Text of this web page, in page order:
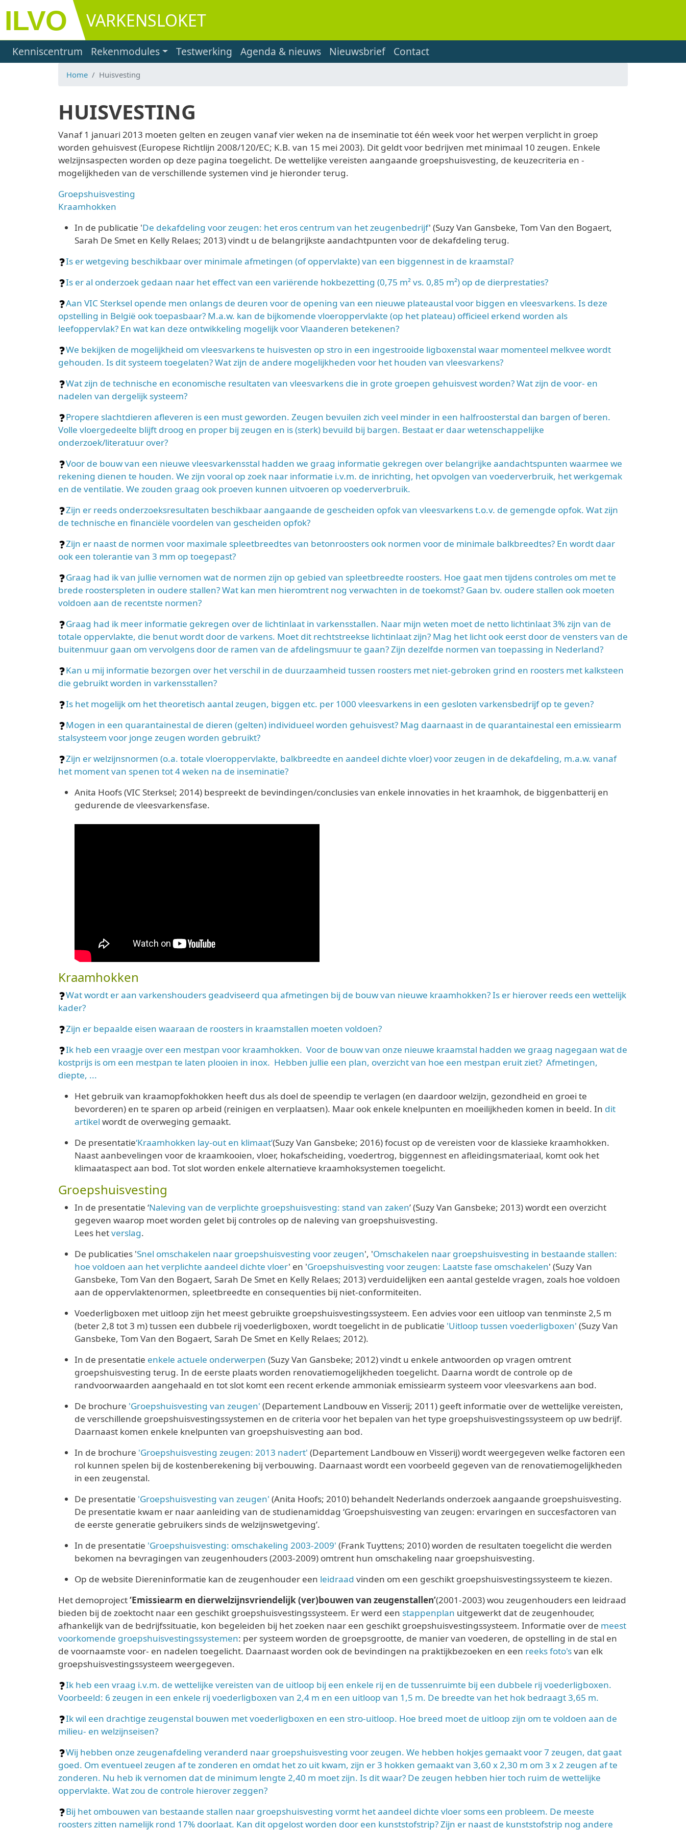
Overslaan en naar de inhoud gaan
VARKENSLOKET
Main navigation
Kenniscentrum Rekenmodules Testwerking Agenda & nieuws Nieuwsbrief Contact
Home Huisvesting
HUISVESTING
Vanaf 1 januari 2013 moeten gelten en zeugen vanaf vier weken na de inseminatie tot één week voor het werpen verplicht in groep
worden gehuisvest (Europese Richtlijn 2008/120/EC; K.B. van 15 mei 2003). Dit geldt voor bedrijven met minimaal 10 zeugen. Enkele
welzijnsaspecten worden op deze pagina toegelicht. De wettelijke vereisten aangaande groepshuisvesting, de keuzecriteria en -
mogelijkheden van de verschillende systemen vind je hieronder terug.
Groepshuisvesting
Kraamhokken
In de publicatie 'De dekafdeling voor zeugen: het eros centrum van het zeugenbedrijf' (Suzy Van Gansbeke, Tom Van den Bogaert,
Sarah De Smet en Kelly Relaes; 2013) vindt u de belangrijkste aandachtpunten voor de dekafdeling terug.
Is er wetgeving beschikbaar over minimale afmetingen (of oppervlakte) van een biggennest in de kraamstal?
Is er al onderzoek gedaan naar het effect van een variërende hokbezetting (0,75 m² vs. 0,85 m²) op de dierprestaties?
Aan VIC Sterksel opende men onlangs de deuren voor de opening van een nieuwe plateaustal voor biggen en vleesvarkens. Is deze
opstelling in België ook toepasbaar? M.a.w. kan de bijkomende vloeroppervlakte (op het plateau) officieel erkend worden als
leefoppervlak? En wat kan deze ontwikkeling mogelijk voor Vlaanderen betekenen?
We bekijken de mogelijkheid om vleesvarkens te huisvesten op stro in een ingestrooide ligboxenstal waar momenteel melkvee wordt
gehouden. Is dit systeem toegelaten? Wat zijn de andere mogelijkheden voor het houden van vleesvarkens?
Wat zijn de technische en economische resultaten van vleesvarkens die in grote groepen gehuisvest worden? Wat zijn de voor- en
nadelen van dergelijk systeem?
Propere slachtdieren afleveren is een must geworden. Zeugen bevuilen zich veel minder in een halfroosterstal dan bargen of beren.
Volle vloergedeelte blijft droog en proper bij zeugen en is (sterk) bevuild bij bargen. Bestaat er daar wetenschappelijke
onderzoek/literatuur over?
Voor de bouw van een nieuwe vleesvarkensstal hadden we graag informatie gekregen over belangrijke aandachtspunten waarmee we
rekening dienen te houden. We zijn vooral op zoek naar informatie i.v.m. de inrichting, het opvolgen van voederverbruik, het werkgemak
en de ventilatie. We zouden graag ook proeven kunnen uitvoeren op voederverbruik.
Zijn er reeds onderzoeksresultaten beschikbaar aangaande de gescheiden opfok van vleesvarkens t.o.v. de gemengde opfok. Wat zijn
de technische en financiële voordelen van gescheiden opfok?
Zijn er naast de normen voor maximale spleetbreedtes van betonroosters ook normen voor de minimale balkbreedtes? En wordt daar
ook een tolerantie van 3 mm op toegepast?
Graag had ik van jullie vernomen wat de normen zijn op gebied van spleetbreedte roosters. Hoe gaat men tijdens controles om met te
brede roosterspleten in oudere stallen? Wat kan men hieromtrent nog verwachten in de toekomst? Gaan bv. oudere stallen ook moeten
voldoen aan de recentste normen?
Graag had ik meer informatie gekregen over de lichtinlaat in varkensstallen. Naar mijn weten moet de netto lichtinlaat 3% zijn van de
totale oppervlakte, die benut wordt door de varkens. Moet dit rechtstreekse lichtinlaat zijn? Mag het licht ook eerst door de vensters van de
buitenmuur gaan om vervolgens door de ramen van de afdelingsmuur te gaan? Zijn dezelfde normen van toepassing in Nederland?
Kan u mij informatie bezorgen over het verschil in de duurzaamheid tussen roosters met niet-gebroken grind en roosters met kalksteen
die gebruikt worden in varkensstallen?
Is het mogelijk om het theoretisch aantal zeugen, biggen etc. per 1000 vleesvarkens in een gesloten varkensbedrijf op te geven?
Mogen in een quarantainestal de dieren (gelten) individueel worden gehuisvest? Mag daarnaast in de quarantainestal een emissiearm
stalsysteem voor jonge zeugen worden gebruikt?
Zijn er welzijnsnormen (o.a. totale vloeroppervlakte, balkbreedte en aandeel dichte vloer) voor zeugen in de dekafdeling, m.a.w. vanaf
het moment van spenen tot 4 weken na de inseminatie?
Anita Hoofs (VIC Sterksel; 2014) bespreekt de bevindingen/conclusies van enkele innovaties in het kraamhok, de biggenbatterij en
gedurende de vleesvarkensfase.
Kraamhokken
Wat wordt er aan varkenshouders geadviseerd qua afmetingen bij de bouw van nieuwe kraamhokken? Is er hierover reeds een wettelijk
kader?
Zijn er bepaalde eisen waaraan de roosters in kraamstallen moeten voldoen?
Ik heb een vraagje over een mestpan voor kraamhokken. Voor de bouw van onze nieuwe kraamstal hadden we graag nagegaan wat de
kostprijs is om een mestpan te laten plooien in inox. Hebben jullie een plan, overzicht van hoe een mestpan eruit ziet? Afmetingen,
diepte, ...
Het gebruik van kraamopfokhokken heeft dus als doel de speendip te verlagen (en daardoor welzijn, gezondheid en groei te
bevorderen) en te sparen op arbeid (reinigen en verplaatsen). Maar ook enkele knelpunten en moeilijkheden komen in beeld. In dit
artikel wordt de overweging gemaakt.
De presentatie‘Kraamhokken lay-out en klimaat’(Suzy Van Gansbeke; 2016) focust op de vereisten voor de klassieke kraamhokken.
Naast aanbevelingen voor de kraamkooien, vloer, hokafscheiding, voedertrog, biggennest en afleidingsmateriaal, komt ook het
klimaataspect aan bod. Tot slot worden enkele alternatieve kraamhoksystemen toegelicht.
Groepshuisvesting
In de presentatie ‘Naleving van de verplichte groepshuisvesting: stand van zaken’ (Suzy Van Gansbeke; 2013) wordt een overzicht
gegeven waarop moet worden gelet bij controles op de naleving van groepshuisvesting.
Lees hetverslag.
De publicaties 'Snel omschakelen naar groepshuisvesting voor zeugen', 'Omschakelen naar groepshuisvesting in bestaande stallen:
hoe voldoen aan het verplichte aandeel dichte vloer' en 'Groepshuisvesting voor zeugen: Laatste fase omschakelen' (Suzy Van
Gansbeke, Tom Van den Bogaert, Sarah De Smet en Kelly Relaes; 2013) verduidelijken een aantal gestelde vragen, zoals hoe voldoen
aan de oppervlaktenormen, spleetbreedte en consequenties bij niet-conformiteiten.
Voederligboxen met uitloop zijn het meest gebruikte groepshuisvestingssysteem. Een advies voor een uitloop van tenminste 2,5 m
(beter 2,8 tot 3 m) tussen een dubbele rij voederligboxen, wordt toegelicht in de publicatie 'Uitloop tussen voederligboxen' (Suzy Van
Gansbeke, Tom Van den Bogaert, Sarah De Smet en Kelly Relaes; 2012).
In de presentatie enkele actuele onderwerpen (Suzy Van Gansbeke; 2012) vindt u enkele antwoorden op vragen omtrent
groepshuisvesting terug. In de eerste plaats worden renovatiemogelijkheden toegelicht. Daarna wordt de controle op de
randvoorwaarden aangehaald en tot slot komt een recent erkende ammoniak emissiearm systeem voor vleesvarkens aan bod.
De brochure 'Groepshuisvesting van zeugen' (Departement Landbouw en Visserij; 2011) geeft informatie over de wettelijke vereisten,
de verschillende groepshuisvestingssystemen en de criteria voor het bepalen van het type groepshuisvestingssysteem op uw bedrijf.
Daarnaast komen enkele knelpunten van groepshuisvesting aan bod.
In de brochure 'Groepshuisvesting zeugen: 2013 nadert' (Departement Landbouw en Visserij) wordt weergegeven welke factoren een
rol kunnen spelen bij de kostenberekening bij verbouwing. Daarnaast wordt een voorbeeld gegeven van de renovatiemogelijkheden
in een zeugenstal.
De presentatie 'Groepshuisvesting van zeugen' (Anita Hoofs; 2010) behandelt Nederlands onderzoek aangaande groepshuisvesting.
De presentatie kwam er naar aanleiding van de studienamiddag ‘Groepshuisvesting van zeugen: ervaringen en succesfactoren van
de eerste generatie gebruikers sinds de welzijnswetgeving’.
In de presentatie 'Groepshuisvesting: omschakeling 2003-2009' (Frank Tuyttens; 2010) worden de resultaten toegelicht die werden
bekomen na bevragingen van zeugenhouders (2003-2009) omtrent hun omschakeling naar groepshuisvesting.
Op de website Diereninformatie kan de zeugenhouder een leidraad vinden om een geschikt groepshuisvestingssysteem te kiezen.
Het demoproject‘Emissiearm en dierwelzijnsvriendelijk (ver)bouwen van zeugenstallen’(2001-2003) wou zeugenhouders een leidraad
bieden bij de zoektocht naar een geschikt groepshuisvestingssysteem. Er werd een stappenplan uitgewerkt dat de zeugenhouder,
afhankelijk van de bedrijfssituatie, kon begeleiden bij het zoeken naar een geschikt groepshuisvestingssysteem. Informatie over de meest
voorkomende groepshuisvestingssystemen: per systeem worden de groepsgrootte, de manier van voederen, de opstelling in de stal en
de voornaamste voor- en nadelen toegelicht. Daarnaast worden ook de bevindingen na praktijkbezoeken en een reeks foto'svan elk
groepshuisvestingssysteem weergegeven.
Ik heb een vraag i.v.m. de wettelijke vereisten van de uitloop bij een enkele rij en de tussenruimte bij een dubbele rij voederligboxen.
Voorbeeld: 6 zeugen in een enkele rij voederligboxen van 2,4 m en een uitloop van 1,5 m. De breedte van het hok bedraagt 3,65 m.
Ik wil een drachtige zeugenstal bouwen met voederligboxen en een stro-uitloop. Hoe breed moet de uitloop zijn om te voldoen aan de
milieu- en welzijnseisen?
Wij hebben onze zeugenafdeling veranderd naar groepshuisvesting voor zeugen. We hebben hokjes gemaakt voor 7 zeugen, dat gaat
goed. Om eventueel zeugen af te zonderen en omdat het zo uit kwam, zijn er 3 hokken gemaakt van 3,60 x 2,30 m om 3 x 2 zeugen af te
zonderen. Nu heb ik vernomen dat de minimum lengte 2,40 m moet zijn. Is dit waar? De zeugen hebben hier toch ruim de wettelijke
oppervlakte. Wat zou de controle hierover zeggen?
Bij het ombouwen van bestaande stallen naar groepshuisvesting vormt het aandeel dichte vloer soms een probleem. De meeste
roosters zitten namelijk rond 17% doorlaat. Kan dit opgelost worden door een kunststofstrip? Zijn er naast de kunststofstrip nog andere